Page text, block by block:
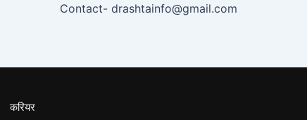
Contact- drashtainfo@gmail.com
करियर